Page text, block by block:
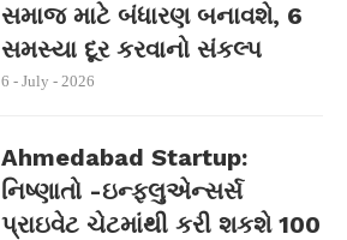
સમાજ માટે બંધારણ બનાવશે, 6
સમસ્યા દૂર કરવાનો સંકલ્પ
6 - July - 2026
Ahmedabad Startup:
નિષ્ણાતો -ઇન્ફ્લુએન્સર્સ
પ્રાઇવેટ ચેટમાંથી કરી શકશે 100